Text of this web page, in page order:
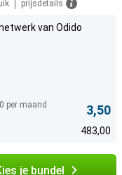
prijsdetails
van Odido
per maand
3,50
483,00
je bundel